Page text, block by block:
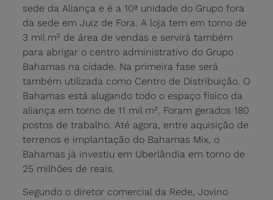
sede da Aliança e é a 10ª unidade do Grupo fora
da sede em Juiz de Fora. A loja tem em torno de
3 mil m² de área de vendas e servirá também
para abrigar o centro administrativo do Grupo
Bahamas na cidade. Na primeira fase será
também utilizada como Centro de Distribuição. O
Bahamas está alugando todo o espaço físico da
aliança em torno de 11 mil m². Foram gerados 180
postos de trabalho. Até agora, entre aquisição de
terrenos e implantação do Bahamas Mix, o
Bahamas já investiu em Uberlândia em torno de
25 milhões de reais.
Segundo o diretor comercial da Rede, Jovino